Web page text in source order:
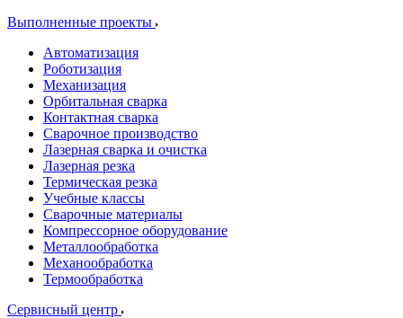
Выполненные проекты
Автоматизация
Роботизация
Механизация
Орбитальная сварка
Контактная сварка
Сварочное производство
Лазерная сварка и очистка
Лазерная резка
Термическая резка
Учебные классы
Сварочные материалы
Компрессорное оборудование
Металлообработка
Механообработка
Термообработка
Сервисный центр